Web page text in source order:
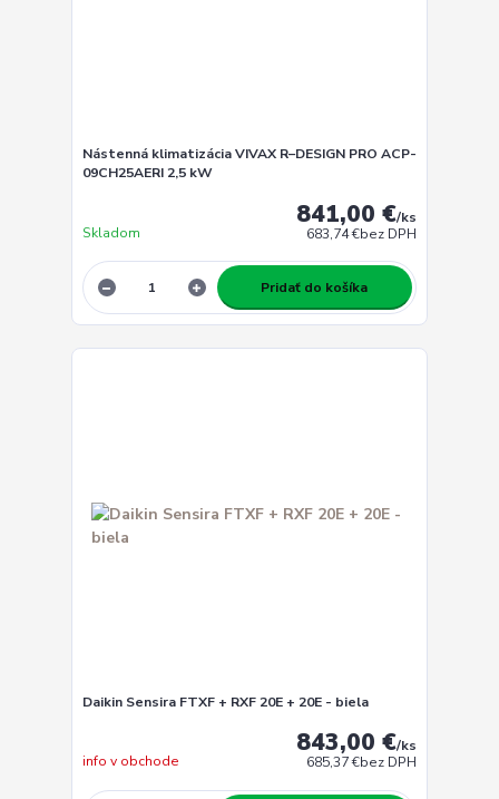
Nástenná klimatizácia VIVAX R–DESIGN PRO ACP-
09CH25AERI 2,5 kW
841,00 €/ks
683,74 €bez DPH
Skladom
Pridať do košíka
Daikin Sensira FTXF + RXF 20E + 20E - biela
843,00 €/ks
685,37 €bez DPH
info v obchode